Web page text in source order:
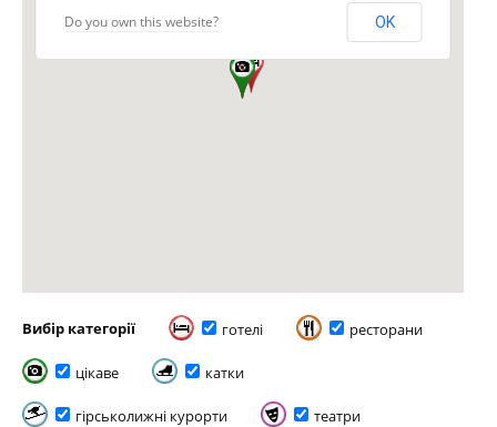
Do you own this website? OK
Вибір категорії готелі ресторани
цікаве катки
гірськолижні курорти театри